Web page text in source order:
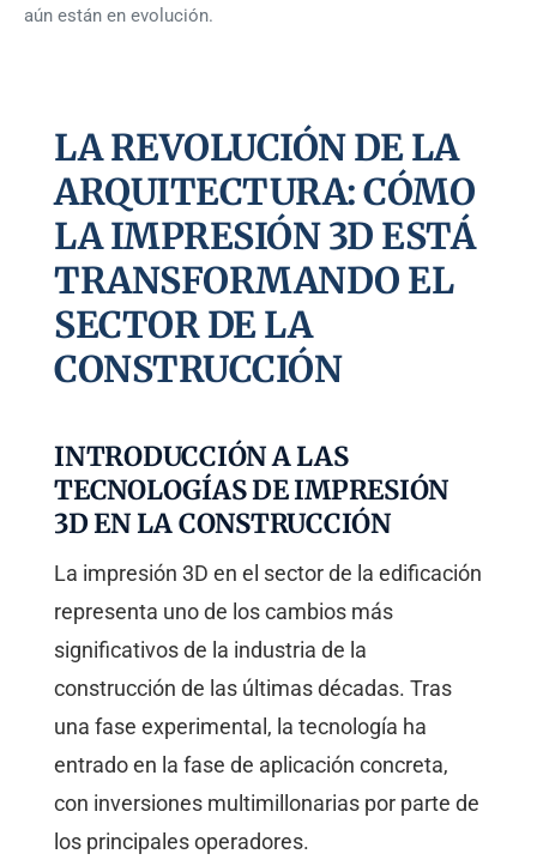
aún están en evolución.
LA REVOLUCIÓN DE LA
ARQUITECTURA: CÓMO
LA IMPRESIÓN 3D ESTÁ
TRANSFORMANDO EL
SECTOR DE LA
CONSTRUCCIÓN
INTRODUCCIÓN A LAS
TECNOLOGÍAS DE IMPRESIÓN
3D EN LA CONSTRUCCIÓN
La impresión 3D en el sector de la edificación
representa uno de los cambios más
significativos de la industria de la
construcción de las últimas décadas. Tras
una fase experimental, la tecnología ha
entrado en la fase de aplicación concreta,
con inversiones multimillonarias por parte de
los principales operadores.